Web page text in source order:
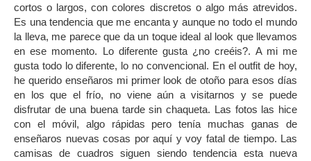
cortos o largos, con colores discretos o algo más atrevidos.
Es una tendencia que me encanta y aunque no todo el mundo
la lleva, me parece que da un toque ideal al look que llevamos
en ese momento. Lo diferente gusta ¿no creéis?. A mi me
gusta todo lo diferente, lo no convencional. En el outfit de hoy,
he querido enseñaros mi primer look de otoño para esos días
en los que el frío, no viene aún a visitarnos y se puede
disfrutar de una buena tarde sin chaqueta. Las fotos las hice
con el móvil, algo rápidas pero tenía muchas ganas de
enseñaros nuevas cosas por aquí y voy fatal de tiempo. Las
camisas de cuadros siguen siendo tendencia esta nueva